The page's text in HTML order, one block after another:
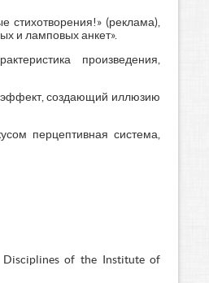
стихотворения!» (реклама),
и ламповых анкет».
произведения,
эффект, создающий иллюзию
перцептивная система,
Disciplines of the Institute of